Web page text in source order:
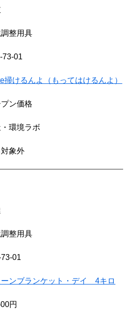
整用具
73-01
掃けるんよ（もってはけるんよ）
ン価格
環境ラボ
象外
整用具
73-01
ーンブランケット・デイ 4キロ
円